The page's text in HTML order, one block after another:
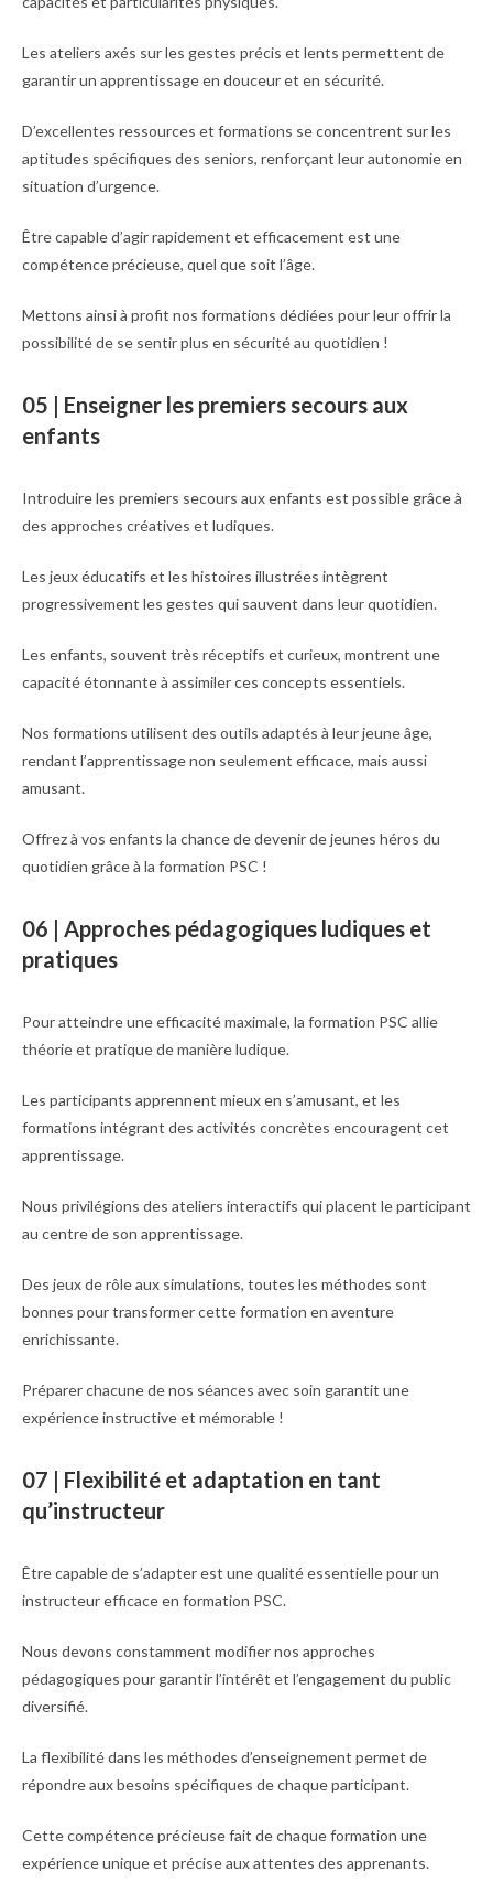
Les ateliers axés sur les gestes précis et lents permettent de
garantir un apprentissage en douceur et en sécurité.
D’excellentes ressources et formations se concentrent sur les
aptitudes spécifiques des seniors, renforçant leur autonomie en
situation d’urgence.
Être capable d’agir rapidement et efficacement est une
compétence précieuse, quel que soit l’âge.
Mettons ainsi à profit nos formations dédiées pour leur offrir la
possibilité de se sentir plus en sécurité au quotidien !
05 | Enseigner les premiers secours aux
enfants
Introduire les premiers secours aux enfants est possible grâce à
des approches créatives et ludiques.
Les jeux éducatifs et les histoires illustrées intègrent
progressivement les gestes qui sauvent dans leur quotidien.
Les enfants, souvent très réceptifs et curieux, montrent une
capacité étonnante à assimiler ces concepts essentiels.
Nos formations utilisent des outils adaptés à leur jeune âge,
rendant l’apprentissage non seulement efficace, mais aussi
amusant.
Offrez à vos enfants la chance de devenir de jeunes héros du
quotidien grâce à la formation PSC !
06 | Approches pédagogiques ludiques et
pratiques
Pour atteindre une efficacité maximale, la formation PSC allie
théorie et pratique de manière ludique.
Les participants apprennent mieux en s’amusant, et les
formations intégrant des activités concrètes encouragent cet
apprentissage.
Nous privilégions des ateliers interactifs qui placent le participant
au centre de son apprentissage.
Des jeux de rôle aux simulations, toutes les méthodes sont
bonnes pour transformer cette formation en aventure
enrichissante.
Préparer chacune de nos séances avec soin garantit une
expérience instructive et mémorable !
07 | Flexibilité et adaptation en tant
qu’instructeur
Être capable de s’adapter est une qualité essentielle pour un
instructeur efficace en formation PSC.
Nous devons constamment modifier nos approches
pédagogiques pour garantir l’intérêt et l’engagement du public
diversifié.
La flexibilité dans les méthodes d’enseignement permet de
répondre aux besoins spécifiques de chaque participant.
Cette compétence précieuse fait de chaque formation une
expérience unique et précise aux attentes des apprenants.